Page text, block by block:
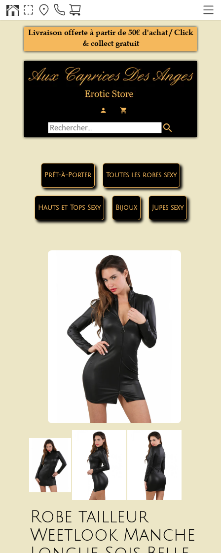
person local_grocery_store
Livraison offerte à partir de 50€ d'achat / Click
& collect gratuit
search
Prêt-à-Porter Toutes les robes sexy
Hauts et Tops Sexy Bijoux Jupes sexy
Robe tailleur
Weetlook Manche